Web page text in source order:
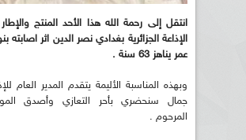
انتقل إلى رحمة الله هذا الأحد المنتج
الإذاعة الجزائرية بغدادي نصر الدين اثر اصابته
عمر يناهز 63 سنة .
وبهذه المناسبة الأليمة يتقدم المدير العام
جمال سنحضري بأحر التعازي وأصدق
المرحوم .